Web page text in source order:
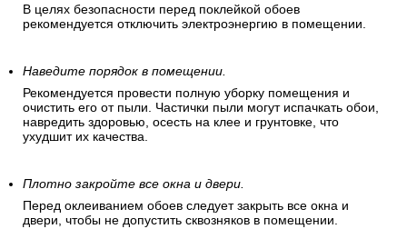
В целях безопасности перед поклейкой обоев
рекомендуется отключить электроэнергию в помещении.
Наведите порядок в помещении.
Рекомендуется провести полную уборку помещения и
очистить его от пыли. Частички пыли могут испачкать обои,
навредить здоровью, осесть на клее и грунтовке, что
ухудшит их качества.
Плотно закройте все окна и двери.
Перед оклеиванием обоев следует закрыть все окна и
двери, чтобы не допустить сквозняков в помещении.